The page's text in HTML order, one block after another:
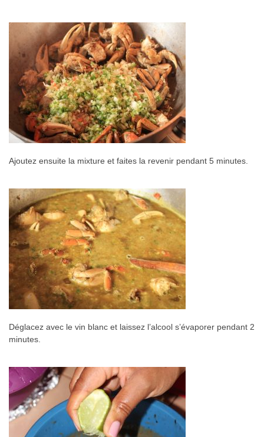
Ajoutez ensuite la mixture et faites la revenir pendant 5 minutes.
Déglacez avec le vin blanc et laissez l’alcool s’évaporer pendant 2
minutes.